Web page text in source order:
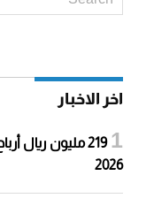
اخر الاخبار
219 مليون ريال
2026